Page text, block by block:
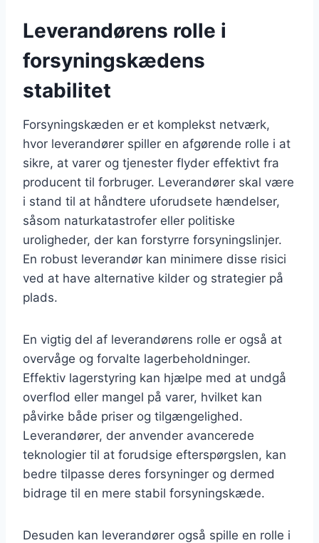
Leverandørens rolle i
forsyningskædens
stabilitet
Forsyningskæden er et komplekst netværk,
hvor leverandører spiller en afgørende rolle i at
sikre, at varer og tjenester flyder effektivt fra
producent til forbruger. Leverandører skal være
i stand til at håndtere uforudsete hændelser,
såsom naturkatastrofer eller politiske
uroligheder, der kan forstyrre forsyningslinjer.
En robust leverandør kan minimere disse risici
ved at have alternative kilder og strategier på
plads.
En vigtig del af leverandørens rolle er også at
overvåge og forvalte lagerbeholdninger.
Effektiv lagerstyring kan hjælpe med at undgå
overflod eller mangel på varer, hvilket kan
påvirke både priser og tilgængelighed.
Leverandører, der anvender avancerede
teknologier til at forudsige efterspørgslen, kan
bedre tilpasse deres forsyninger og dermed
bidrage til en mere stabil forsyningskæde.
Desuden kan leverandører også spille en rolle i